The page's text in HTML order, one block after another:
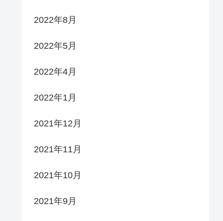
2022年8月
2022年5月
2022年4月
2022年1月
2021年12月
2021年11月
2021年10月
2021年9月